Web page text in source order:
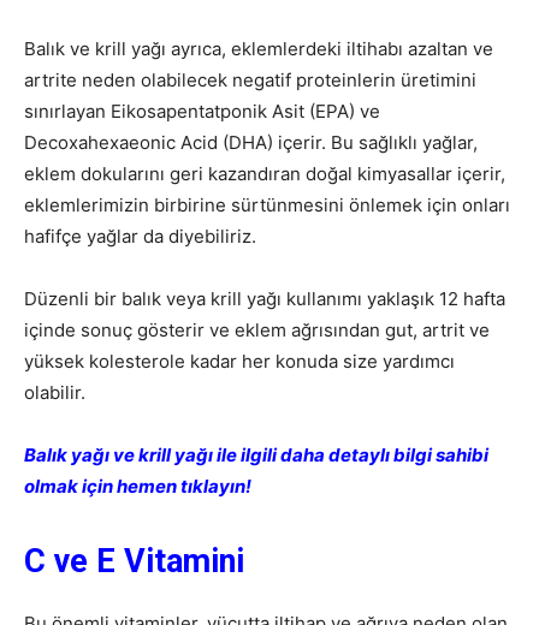
Balık ve krill yağı ayrıca, eklemlerdeki iltihabı azaltan ve
artrite neden olabilecek negatif proteinlerin üretimini
sınırlayan Eikosapentatponik Asit (EPA) ve
Decoxahexaeonic Acid (DHA) içerir. Bu sağlıklı yağlar,
eklem dokularını geri kazandıran doğal kimyasallar içerir,
eklemlerimizin birbirine sürtünmesini önlemek için onları
hafifçe yağlar da diyebiliriz.
Düzenli bir balık veya krill yağı kullanımı yaklaşık 12 hafta
içinde sonuç gösterir ve eklem ağrısından gut, artrit ve
yüksek kolesterole kadar her konuda size yardımcı
olabilir.
Balık yağı ve krill yağı ile ilgili daha detaylı bilgi sahibi
olmak için hemen tıklayın!
C ve E Vitamini